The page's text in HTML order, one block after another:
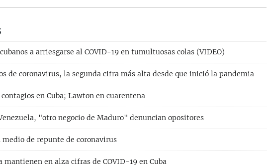
a arriesgarse al COVID-19 en tumultuosas colas (VIDEO)
de coronavirus, la segunda cifra más alta desde que inició la pandemia
en Cuba; Lawton en cuarentena
"otro negocio de Maduro" denuncian opositores
medio de repunte de coronavirus
mantienen en alza cifras de COVID-19 en Cuba